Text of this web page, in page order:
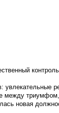
увлекательные
между
новая